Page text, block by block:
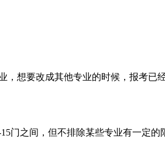
想要改成其他专业的时候，报考
门之间，但不排除某些专业有一定